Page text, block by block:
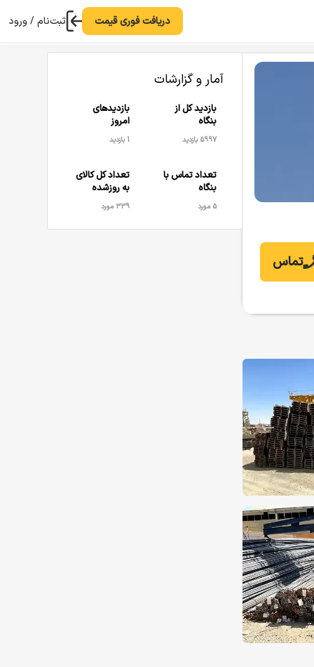
دریافت فوری قیمت ثبت‌نام / ورود
تماس
آمار و گزارشات
بازدید کل از
بنگاه
5997 بازدید
بازدیدهای
امروز
1 بازدید
تعداد تماس با
بنگاه
5 مورد
تعداد کل کالای
به روزشده
339 مورد